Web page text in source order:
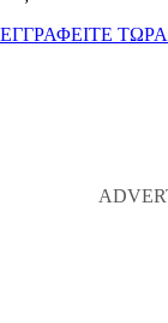
ΕΓΓΡΑΦΕΙΤΕ ΤΩΡΑ